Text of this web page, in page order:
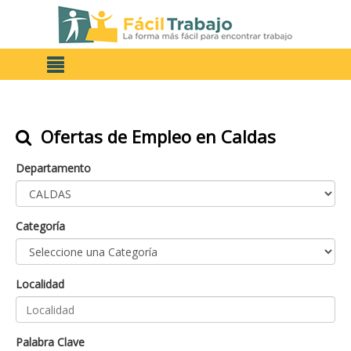
Ofertas de Empleo en Caldas
Departamento
Categoría
Localidad
Palabra Clave